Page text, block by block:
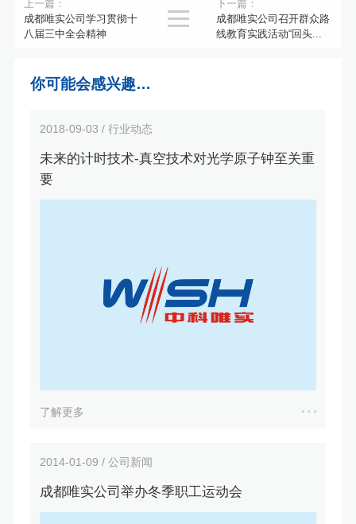
上一篇：
成都唯实公司学习贯彻十
八届三中全会精神
下一篇：
成都唯实公司召开群众路
线教育实践活动“回头...

你可能会感兴趣…
2018-09-03 / 行业动态
未来的计时技术-真空技术对光学原子钟至关重
要
了解更多
2014-01-09 / 公司新闻
成都唯实公司举办冬季职工运动会